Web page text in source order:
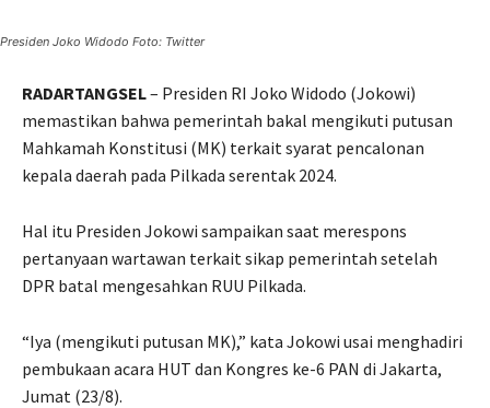
Presiden Joko Widodo Foto: Twitter
RADARTANGSEL– Presiden RI Joko Widodo (Jokowi)
memastikan bahwa pemerintah bakal mengikuti putusan
Mahkamah Konstitusi (MK) terkait syarat pencalonan
kepala daerah pada Pilkada serentak 2024.
Hal itu Presiden Jokowi sampaikan saat merespons
pertanyaan wartawan terkait sikap pemerintah setelah
DPR batal mengesahkan RUU Pilkada.
“Iya (mengikuti putusan MK),” kata Jokowi usai menghadiri
pembukaan acara HUT dan Kongres ke-6 PAN di Jakarta,
Jumat (23/8).